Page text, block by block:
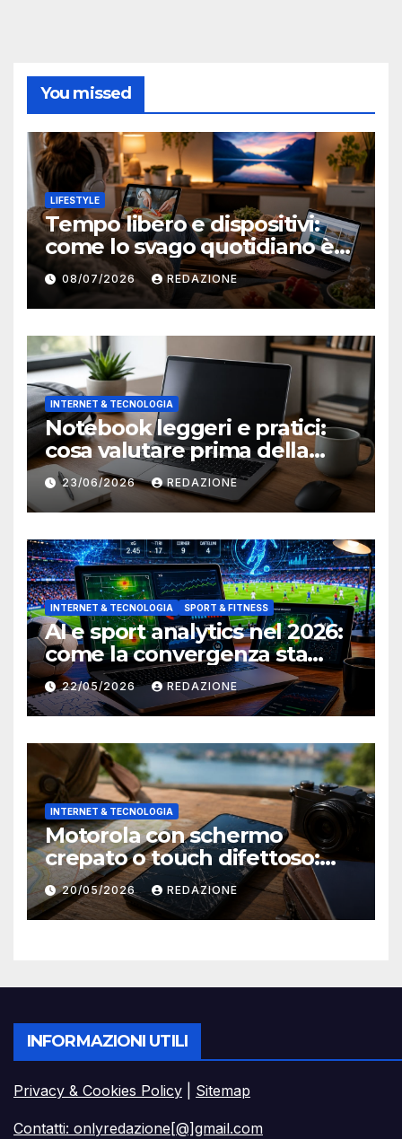
You missed
LIFESTYLE
Tempo libero e dispositivi:
come lo svago quotidiano è
diventato sempre più online
08/07/2026 REDAZIONE
INTERNET & TECNOLOGIA
Notebook leggeri e pratici:
cosa valutare prima della
scelta
23/06/2026 REDAZIONE
INTERNET & TECNOLOGIA SPORT & FITNESS
AI e sport analytics nel 2026:
come la convergenza sta
cambiando il modo di vedere
il calcio
22/05/2026 REDAZIONE
INTERNET & TECNOLOGIA
Motorola con schermo
crepato o touch difettoso:
come ripararlo prima di
partire
20/05/2026 REDAZIONE
INFORMAZIONI UTILI
Privacy & Cookies Policy Sitemap
Contatti: onlyredazione[@]gmail.com